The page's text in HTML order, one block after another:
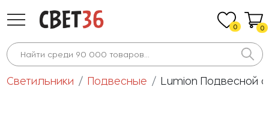
0 0
Светильники Подвесные Lumion Подвесной